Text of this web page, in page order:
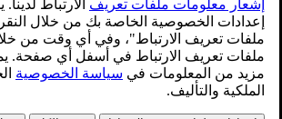
يوجد حامل حقيبة في اللوح الجانبي على كل
منطقة الحمولة.